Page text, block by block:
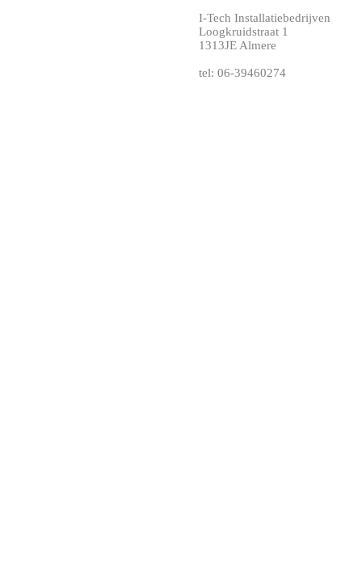
I-Tech Installatiebedrijven
Loogkruidstraat 1
1313JE Almere
tel: 06-39460274